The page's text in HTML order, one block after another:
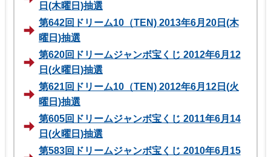
日(木曜日)抽選
第642回ドリーム10（TEN) 2013年6月20日(木
曜日)抽選
第620回ドリームジャンボ宝くじ 2012年6月12
日(火曜日)抽選
第621回ドリーム10（TEN) 2012年6月12日(火
曜日)抽選
第605回ドリームジャンボ宝くじ 2011年6月14
日(火曜日)抽選
第583回ドリームジャンボ宝くじ 2010年6月15